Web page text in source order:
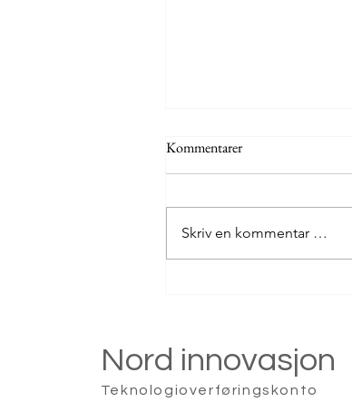
Kommentarer
Skriv en kommentar …
Nord innovasjon
Teknologioverføringskonto